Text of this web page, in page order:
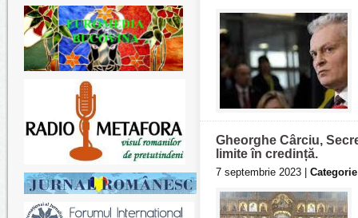
Gheorghe Cârciu,
limite în credință.
7 septembrie 2023 |